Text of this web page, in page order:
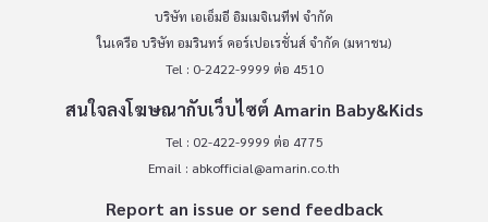
บริษัท เอเอ็มอี อิมเมจิเนทีฟ จำกัด
ในเครือ บริษัท อมรินทร์ คอร์เปอเรชั่นส์ จำกัด (มหาชน)
Tel : 0-2422-9999 ต่อ 4510
สนใจลงโฆษณากับเว็บไซต์ Amarin Baby&Kids
Tel : 02-422-9999 ต่อ 4775
Email : abkofficial@amarin.co.th
Report an issue or send feedback